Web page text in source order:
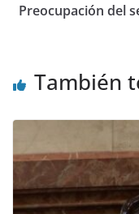
Preocupación del
También